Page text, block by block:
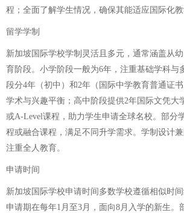
程；全面了解学生情况，确保其能适应国际化教
留学学制
新加坡国际学校学制灵活且多元，通常涵盖从
育阶段。小学阶段一般为6年，注重基础学科与
段分4年（初中）和2年（国际中学教育普通证
学术与兴趣平衡；高中阶段提供2年国际文凭大
或A-Level课程，助力学生申请全球名校。部分
程或融合课程，满足不同升学需求。学制设计兼
注重全人教育。
申请时间
新加坡国际学校申请时间多数学校遵循相似时
申请期在每年1月至3月，面向8月入学的新生。